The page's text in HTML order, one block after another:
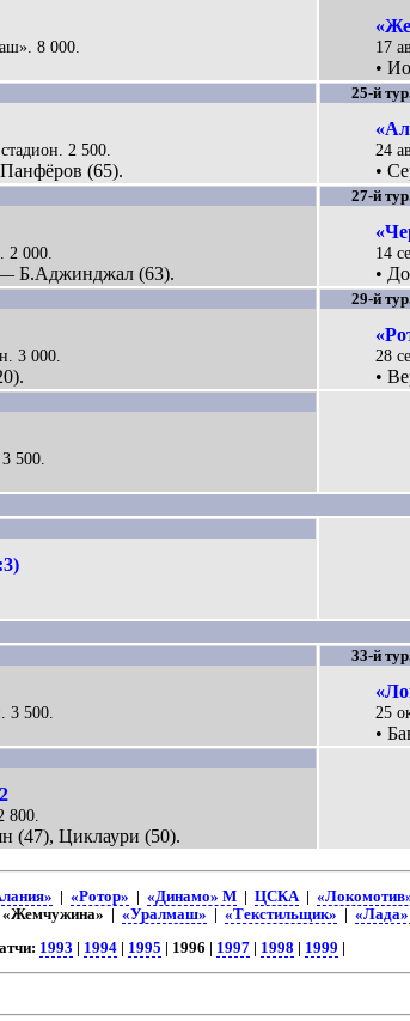
8 000. 17
•
2 500.
(65).
25-й
24
•
2 000.
— Б.Аджинджал (63).
27-й
14
•
3 000.
29-й
28
•
500.
3 500.
33-й
25
•
800.
(47), Циклаури (50).
| «Ротор» | «Динамо» М| ЦСКА|
| «Уралмаш» | «Текстильщик» |
1993 | 1994| 1995 | 1996 | 1997| 1998 | 1999 |